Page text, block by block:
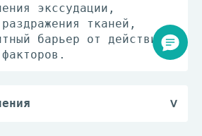
экссудации,
тканей,
барьер от действия